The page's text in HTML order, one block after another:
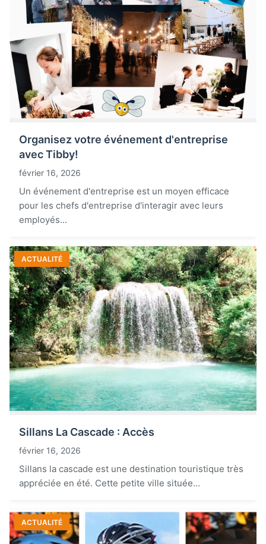
Organisez votre événement d'entreprise
avec Tibby!
février 16, 2026
Un événement d'entreprise est un moyen efficace
pour les chefs d'entreprise d'interagir avec leurs
employés...
ACTUALITÉ
Sillans La Cascade : Accès
février 16, 2026
Sillans la cascade est une destination touristique très
appréciée en été. Cette petite ville située...
ACTUALITÉ